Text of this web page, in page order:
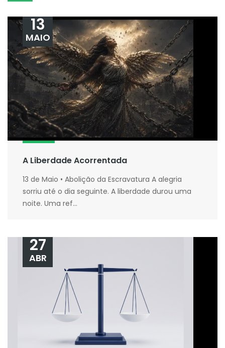
A Liberdade Acorrentada
13
MAIO
13 de Maio • Abolição da Escravatura A alegria
sorriu até o dia seguinte. A liberdade durou uma
noite. Uma ref...
27
ABR